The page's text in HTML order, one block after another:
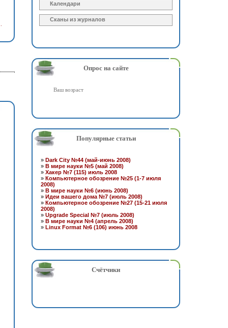
Календари
Сканы из журналов
Опрос на сайте
Ваш возраст
Популярные статьи
» Dark City №44 (май-июнь 2008)
» В мире науки №5 (май 2008)
» Хакер №7 (115) июль 2008
» Компьютерное обозрение №25 (1-7 июля
2008)
» В мире науки №6 (июнь 2008)
» Идеи вашего дома №7 (июль 2008)
» Компьютерное обозрение №27 (15-21 июля
2008)
» Upgrade Special №7 (июль 2008)
» В мире науки №4 (апрель 2008)
» Linux Format №6 (106) июнь 2008
Счётчики